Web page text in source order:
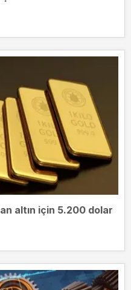
altın için 5.200 dolar